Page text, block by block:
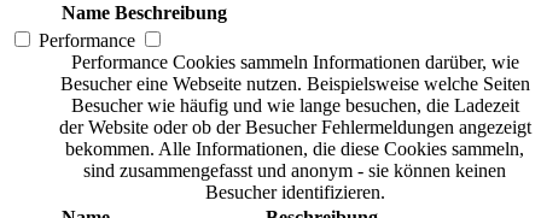
Name Beschreibung
Performance
Performance Cookies sammeln Informationen darüber, wie
Besucher eine Webseite nutzen. Beispielsweise welche Seiten
Besucher wie häufig und wie lange besuchen, die Ladezeit
der Website oder ob der Besucher Fehlermeldungen angezeigt
bekommen. Alle Informationen, die diese Cookies sammeln,
sind zusammengefasst und anonym - sie können keinen
Besucher identifizieren.